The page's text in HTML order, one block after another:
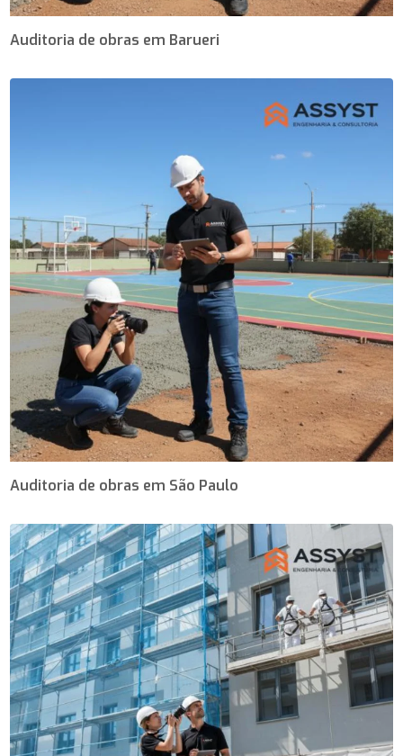
Auditoria de obras em Barueri
Auditoria de obras em São Paulo